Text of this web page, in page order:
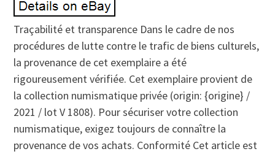
Traçabilité et transparence Dans le cadre de nos
procédures de lutte contre le trafic de biens culturels,
la provenance de cet exemplaire a été
rigoureusement vérifiée. Cet exemplaire provient de
la collection numismatique privée (origin: {origine} /
2021 / lot V 1808). Pour sécuriser votre collection
numismatique, exigez toujours de connaître la
provenance de vos achats. Conformité Cet article est